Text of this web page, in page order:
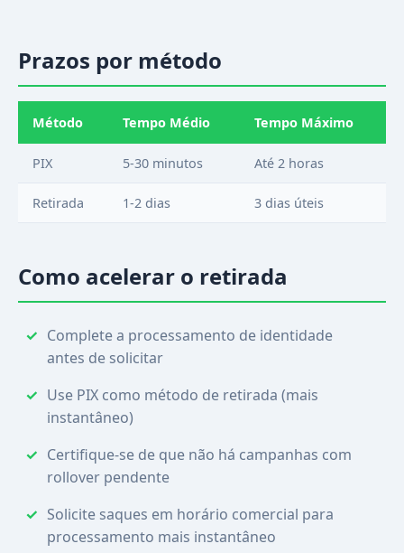
Prazos por método
Método Tempo Médio Tempo Máximo
PIX 5-30 minutos Até 2 horas
Retirada 1-2 dias 3 dias úteis
Como acelerar o retirada
Complete a processamento de identidade
antes de solicitar
Use PIX como método de retirada (mais
instantâneo)
Certifique-se de que não há campanhas com
rollover pendente
Solicite saques em horário comercial para
processamento mais instantâneo